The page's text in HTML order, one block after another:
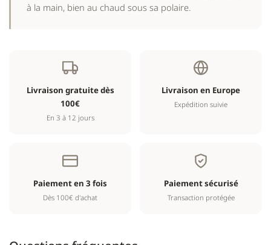
à la main, bien au chaud sous sa polaire.
Livraison gratuite dès
100€
En 3 à 12 jours
Livraison en Europe
Expédition suivie
Paiement en 3 fois
Dès 100€ d'achat
Paiement sécurisé
Transaction protégée